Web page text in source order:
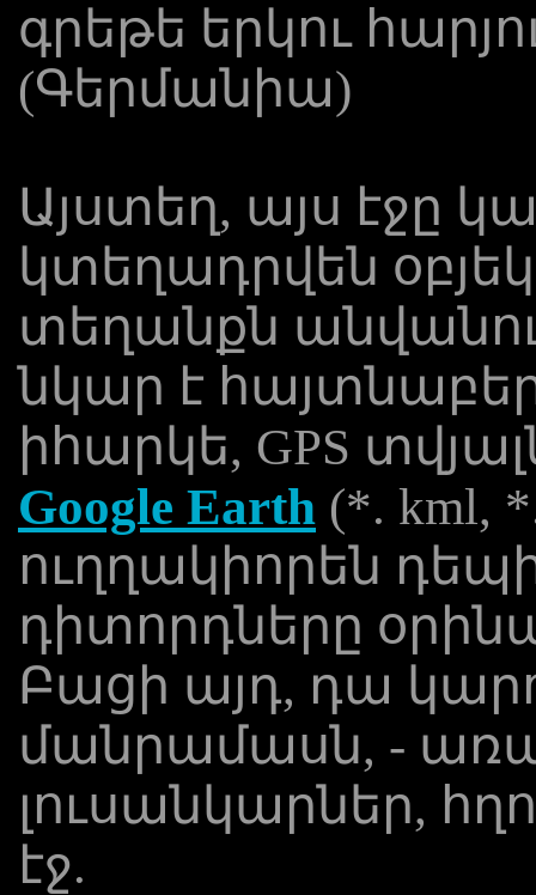
գրեթե երկու
(Գերմանիա)
Այստեղ, այս էջը
կտեղադրվեն
տեղանքն
նկար է
իհարկե, GPS
Google Earth (*. kml,
ուղղակիորեն
դիտորդները
Բացի այդ, դա
մանրամասն, -
լուսանկարներ,
էջ.